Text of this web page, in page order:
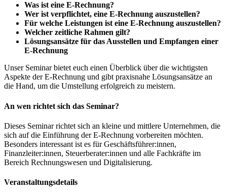
Was ist eine E-Rechnung?
Wer ist verpflichtet, eine E-Rechnung auszustellen?
Für welche Leistungen ist eine E-Rechnung auszustellen?
Welcher zeitliche Rahmen gilt?
Lösungsansätze für das Ausstellen und Empfangen einer
E-Rechnung
Unser Seminar bietet euch einen Überblick über die wichtigsten
Aspekte der E-Rechnung und gibt praxisnahe Lösungsansätze an
die Hand, um die Umstellung erfolgreich zu meistern.
An wen richtet sich das Seminar?
Dieses Seminar richtet sich an kleine und mittlere Unternehmen, die
sich auf die Einführung der E-Rechnung vorbereiten möchten.
Besonders interessant ist es für Geschäftsführer:innen,
Finanzleiter:innen, Steuerberater:innen und alle Fachkräfte im
Bereich Rechnungswesen und Digitalisierung.
Veranstaltungsdetails